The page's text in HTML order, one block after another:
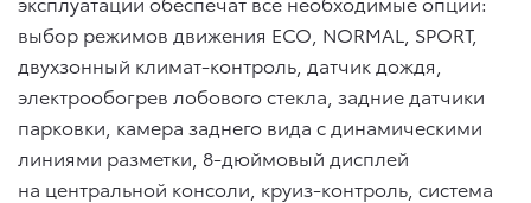
выбор режимов движения ECO, NORMAL, SPORT,
двухзонный климат-контроль, датчик дождя,
электрообогрев лобового стекла, задние датчики
парковки, камера заднего вида с динамическими
линиями разметки, 8-дюймовый дисплей
на центральной консоли, круиз-контроль, система